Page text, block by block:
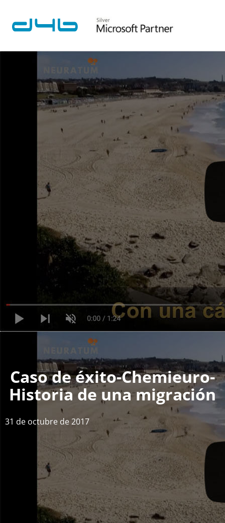
Caso de éxito-Chemieuro-
Historia de una migración
31 de octubre de 2017